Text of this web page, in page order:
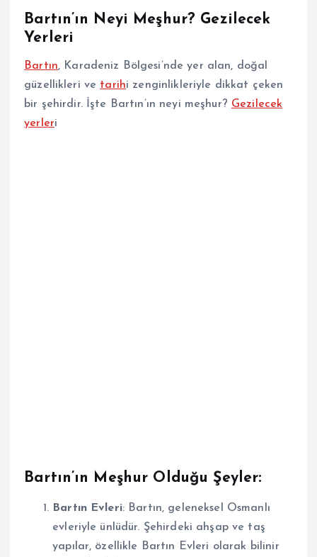
Bartın’ın Neyi Meşhur? Gezilecek
Yerleri
Bartın, Karadeniz Bölgesi’nde yer alan, doğal
güzellikleri ve tarihi zenginlikleriyle dikkat çeken
bir şehirdir. İşte Bartın’ın neyi meşhur? Gezilecek
yerleri
Bartın’ın Meşhur Olduğu Şeyler:
Bartın Evleri: Bartın, geleneksel Osmanlı
evleriyle ünlüdür. Şehirdeki ahşap ve taş
yapılar, özellikle Bartın Evleri olarak bilinir